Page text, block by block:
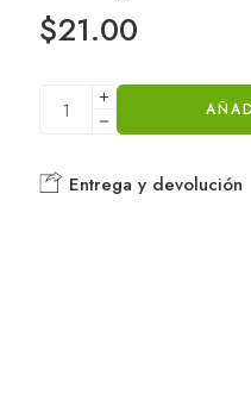
$21.00
Entrega y devolución